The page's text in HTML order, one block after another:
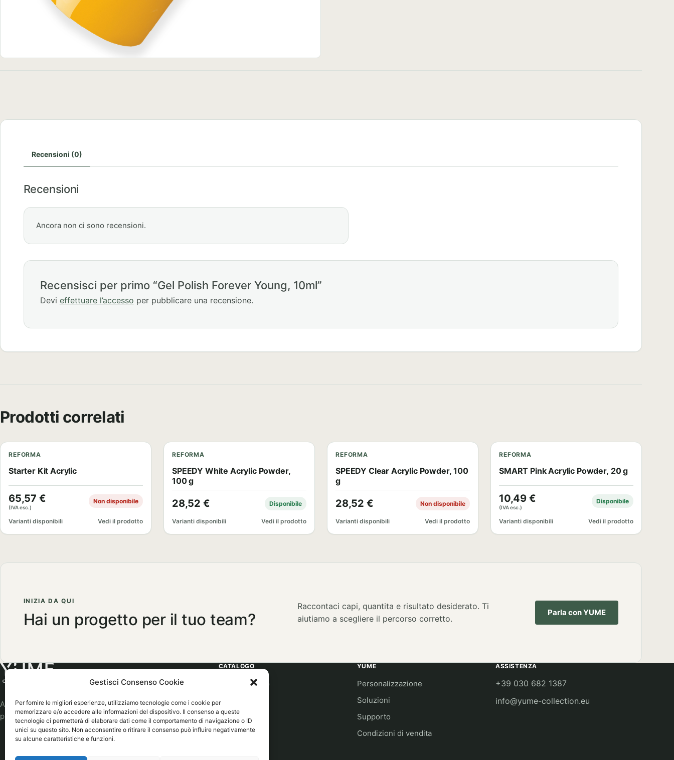
Gestisci Consenso Cookie
Per fornire le migliori esperienze, utilizziamo tecnologie come i cookie per
memorizzare e/o accedere alle informazioni del dispositivo. Il consenso a queste
tecnologie ci permetterà di elaborare dati come il comportamento di navigazione o ID
unici su questo sito. Non acconsentire o ritirare il consenso può influire negativamente
su alcune caratteristiche e funzioni.
Recensioni (0)
Recensioni
Ancora non ci sono recensioni.
Recensisci per primo “Gel Polish Forever Young, 10ml”
Devi effettuare l’accesso per pubblicare una recensione.
Prodotti correlati
REFORMA
Starter Kit Acrylic
65,57 €
(IVA esc.)
Non disponibile
Varianti disponibili Vedi il prodotto
REFORMA
SPEEDY White Acrylic Powder,
100 g
28,52 € Disponibile
Varianti disponibili Vedi il prodotto
REFORMA
SPEEDY Clear Acrylic Powder, 100
g
28,52 € Non disponibile
Varianti disponibili Vedi il prodotto
REFORMA
SMART Pink Acrylic Powder, 20 g
10,49 €
(IVA esc.)
Disponibile
Varianti disponibili Vedi il prodotto
INIZIA DA QUI
Hai un progetto per il tuo team?
Raccontaci capi, quantita e risultato desiderato. Ti
aiutiamo a scegliere il percorso corretto.
Parla con YUME
Abbigliamento professionale, neutro o
personalizzato.
CATALOGO
Abbigliamento
Workwear
Sport
Eco collection
YUME
Personalizzazione
Soluzioni
Supporto
Condizioni di vendita
ASSISTENZA
+39 030 682 1387
info@yume-collection.eu